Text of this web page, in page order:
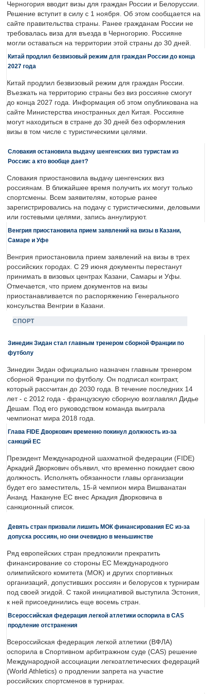
Черногория вводит визы для граждан России и Белоруссии.
Решение вступит в силу с 1 ноября. Об этом сообщается на
сайте правительства страны. Ранее гражданам России не
требовалась виза для въезда в Черногорию. Россияне
могли оставаться на территории этой страны до 30 дней.
Китай продлил безвизовый режим для граждан России до конца
2027 года
Китай продлил безвизовый режим для граждан России.
Въезжать на территорию страны без виз россияне смогут
до конца 2027 года. Информация об этом опубликована на
сайте Министерства иностранных дел Китая. Россияне
могут находиться в стране до 30 дней без оформления
визы в том числе с туристическими целями.
Словакия остановила выдачу шенгенских виз туристам из
России: а кто вообще дает?
Словакия приостановила выдачу шенгенских виз
россиянам. В ближайшее время получить их могут только
спортсмены. Всем заявителям, которые ранее
зарегистрировались на подачу с туристическими, деловыми
или гостевыми целями, запись аннулируют.
Венгрия приостановила прием заявлений на визы в Казани,
Самаре и Уфе
Венгрия приостановила прием заявлений на визы в трех
российских городах. С 29 июня документы перестанут
принимать в визовых центрах Казани, Самары и Уфы.
Отмечается, что прием документов на визы
приостанавливается по распоряжению Генерального
консульства Венгрии в Казани.
СПОРТ
Зинедин Зидан стал главным тренером сборной Франции по
футболу
Зинедин Зидан официально назначен главным тренером
сборной Франции по футболу. Он подписал контракт,
который рассчитан до 2030 года. В течение последних 14
лет - с 2012 года - французскую сборную возглавлял Дидье
Дешам. Под его руководством команда выиграла
чемпионат мира 2018 года.
Глава FIDE Дворкович временно покинул должность из-за
санкций ЕС
Президент Международной шахматной федерации (FIDE)
Аркадий Дворкович объявил, что временно покидает свою
должность. Исполнять обязанности главы организации
будет его заместитель, 15-й чемпион мира Вишванатан
Ананд. Накануне ЕС внес Аркадия Дворковича в
санкционный список.
Девять стран призвали лишить МОК финансирования ЕС из-за
допуска россиян, но они очевидно в меньшинстве
Ряд европейских стран предложили прекратить
финансирование со стороны ЕС Международного
олимпийского комитета (МОК) и других спортивных
организаций, допустивших россиян и белорусов к турнирам
под своей эгидой. С такой инициативой выступила Эстония,
к ней присоединились еще восемь стран.
Всероссийская федерация легкой атлетики оспорила в CAS
продление отстранения
Всероссийская федерация легкой атлетики (ВФЛА)
оспорила в Спортивном арбитражном суде (CAS) решение
Международной ассоциации легкоатлетических федераций
(World Athletics) о продлении запрета на участие
российских спортсменов в турнирах.